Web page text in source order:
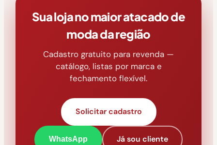
Sua loja no maior atacado de
moda da região
Cadastro gratuito para revenda —
catálogo, listas por marca e
fechamento flexível.
Solicitar cadastro
WhatsApp Já sou cliente